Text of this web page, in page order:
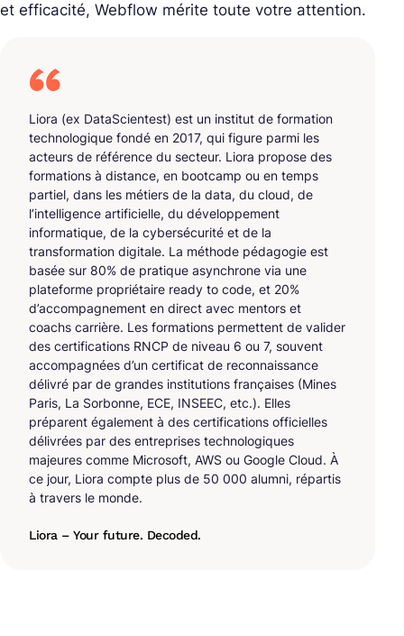
et efficacité, Webflow mérite toute votre attention.
Liora (ex DataScientest) est un institut de formation
technologique fondé en 2017, qui figure parmi les
acteurs de référence du secteur. Liora propose des
formations à distance, en bootcamp ou en temps
partiel, dans les métiers de la data, du cloud, de
l’intelligence artificielle, du développement
informatique, de la cybersécurité et de la
transformation digitale. La méthode pédagogie est
basée sur 80% de pratique asynchrone via une
plateforme propriétaire ready to code, et 20%
d’accompagnement en direct avec mentors et
coachs carrière. Les formations permettent de valider
des certifications RNCP de niveau 6 ou 7, souvent
accompagnées d’un certificat de reconnaissance
délivré par de grandes institutions françaises (Mines
Paris, La Sorbonne, ECE, INSEEC, etc.). Elles
préparent également à des certifications officielles
délivrées par des entreprises technologiques
majeures comme Microsoft, AWS ou Google Cloud. À
ce jour, Liora compte plus de 50 000 alumni, répartis
à travers le monde.
Liora – Your future. Decoded.